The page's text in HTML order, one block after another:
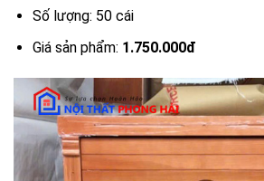
Số lượng: 50 cái
Giá sản phẩm: 1.750.000đ